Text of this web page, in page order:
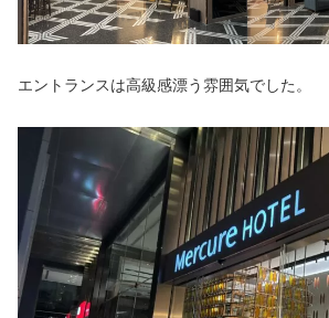
エントランスは高級感漂う雰囲気でした。